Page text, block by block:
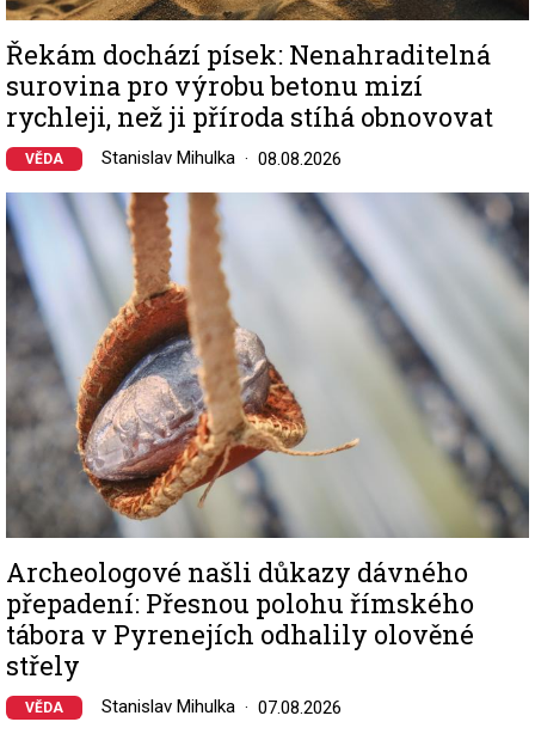
Řekám dochází písek: Nenahraditelná
surovina pro výrobu betonu mizí
rychleji, než ji příroda stíhá obnovovat
VĚDA Stanislav Mihulka 08.08.2026
Image
Archeologové našli důkazy dávného
přepadení: Přesnou polohu římského
tábora v Pyrenejích odhalily olověné
střely
VĚDA Stanislav Mihulka 07.08.2026